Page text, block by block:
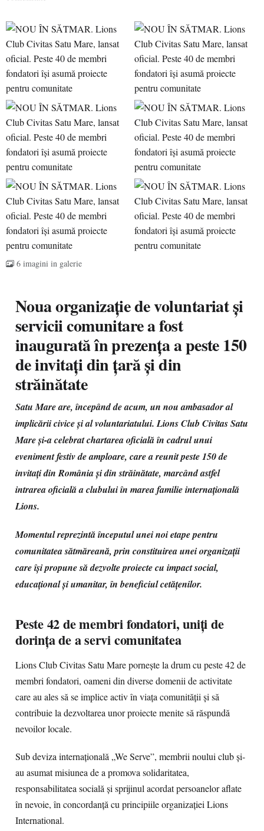
6 imagini in galerie
Noua organizație de voluntariat și
servicii comunitare a fost
inaugurată în prezența a peste 150
de invitați din țară și din
străinătate
Satu Mare are, începând de acum, un nou ambasador al
implicării civice și al voluntariatului. Lions Club Civitas Satu
Mare și-a celebrat chartarea oficială în cadrul unui
eveniment festiv de amploare, care a reunit peste 150 de
invitați din România și din străinătate, marcând astfel
intrarea oficială a clubului în marea familie internațională
Lions.
Momentul reprezintă începutul unei noi etape pentru
comunitatea sătmăreană, prin constituirea unei organizații
care își propune să dezvolte proiecte cu impact social,
educațional și umanitar, în beneficiul cetățenilor.
Peste 42 de membri fondatori, uniți de
dorința de a servi comunitatea
Lions Club Civitas Satu Mare pornește la drum cu peste 42 de
membri fondatori, oameni din diverse domenii de activitate
care au ales să se implice activ în viața comunității și să
contribuie la dezvoltarea unor proiecte menite să răspundă
nevoilor locale.
Sub deviza internațională „We Serve”, membrii noului club și-
au asumat misiunea de a promova solidaritatea,
responsabilitatea socială și sprijinul acordat persoanelor aflate
în nevoie, în concordanță cu principiile organizației Lions
International.